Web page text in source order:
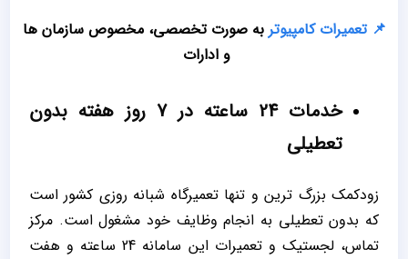
📌تعمیرات کامپیوتر به صورت تخصصی، مخصوص سازمان ها
و ادارات
خدمات 24 ساعته در 7 روز هفته بدون
تعطیلی
زودکمک بزرگ ترین و تنها تعمیرگاه شبانه روزی کشور است
که بدون تعطیلی به انجام وظایف خود مشغول است. مرکز
تماس، لجستیک و تعمیرات این سامانه 24 ساعته و هفت